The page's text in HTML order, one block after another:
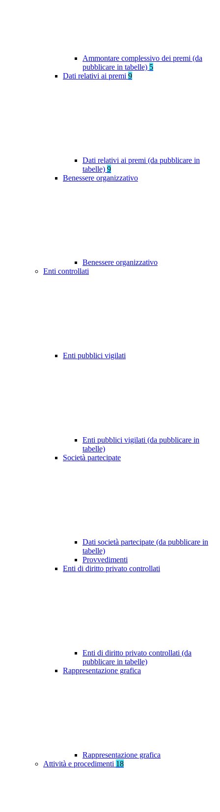
Ammontare complessivo dei premi (da
pubblicare in tabelle) 5
Dati relativi ai premi 9
Dati relativi ai premi (da pubblicare in
tabelle) 9
Benessere organizzativo
Benessere organizzativo
Enti controllati
Enti pubblici vigilati
Enti pubblici vigilati (da pubblicare in
tabelle)
Società partecipate
Dati società partecipate (da pubblicare in
tabelle)
Provvedimenti
Enti di diritto privato controllati
Enti di diritto privato controllati (da
pubblicare in tabelle)
Rappresentazione grafica
Rappresentazione grafica
Attività e procedimenti 18